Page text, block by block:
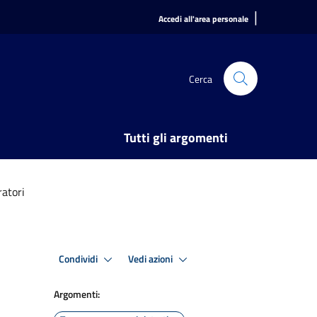
Accedi all'area personale |
Cerca
Tutti gli argomenti
Condividi Vedi azioni
Argomenti: